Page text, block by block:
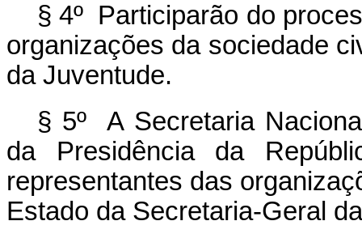
§ 4º Participarão do
organizações da sociedade
da Juventude.
§ 5º A Secretaria
da Presidência da
representantes das
Estado da Secretaria-Geral